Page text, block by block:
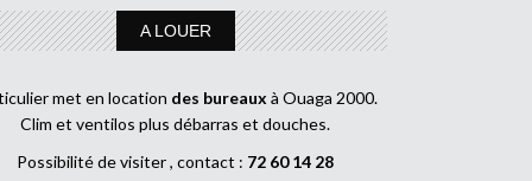
A LOUER
met en location des bureaux à Ouaga 2000.
Clim et ventilos plus débarras et douches.
Possibilité de visiter , contact : 72 60 14 28